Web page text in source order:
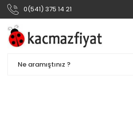
0(541) 375 14 21